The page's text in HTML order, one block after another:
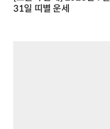
31일 띠별 운세